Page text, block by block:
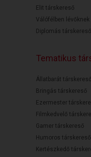
Elit társkereső
Válófélben lévőknek
Diplomás társkereső
Tematikus
Állatbarát társkereső
Bringás társkereső
Ezermester
Filmkedvelő
Gamer társkereső
Humoros társkereső
Kertészkedő